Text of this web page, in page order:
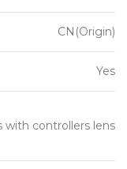
CN(Origin)
Yes
with controllers lens